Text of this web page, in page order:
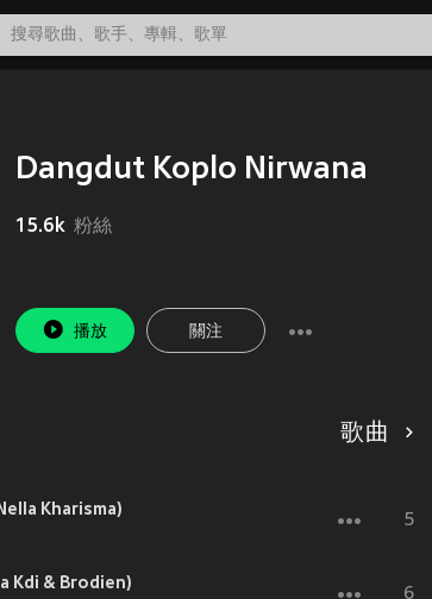
Dangdut Koplo Nirwana
15.6k 粉絲
播放 關注
歌曲
Kharisma)
Kdi & Brodien)
5
6